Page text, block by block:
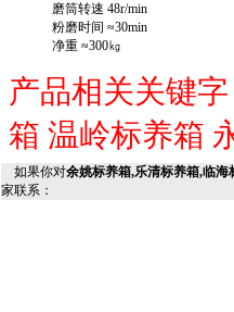
磨筒转速 48r/min
粉磨时间 ≈30min
净重 ≈300㎏
产品相关关键
箱 温岭标养箱
如果你对余姚标养箱,乐清标养箱,临
家联系：